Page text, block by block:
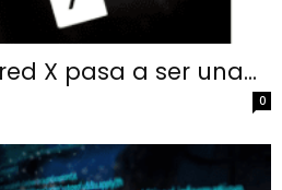
X pasa a ser una...
0